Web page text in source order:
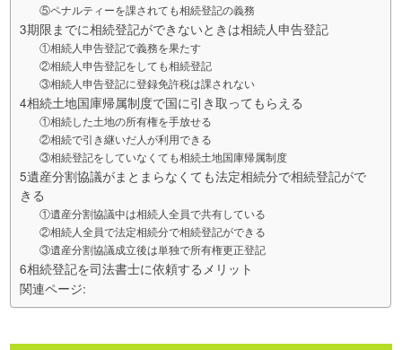
⑤ペナルティーを課されても相続登記の義務
3期限までに相続登記ができないときは相続人申告登記
①相続人申告登記で義務を果たす
②相続人申告登記をしても相続登記
③相続人申告登記に登録免許税は課されない
4相続土地国庫帰属制度で国に引き取ってもらえる
①相続した土地の所有権を手放せる
②相続で引き継いだ人が利用できる
③相続登記をしていなくても相続土地国庫帰属制度
5遺産分割協議がまとまらなくても法定相続分で相続登記がで
きる
①遺産分割協議中は相続人全員で共有している
②相続人全員で法定相続分で相続登記ができる
③遺産分割協議成立後は単独で所有権更正登記
6相続登記を司法書士に依頼するメリット
関連ページ: